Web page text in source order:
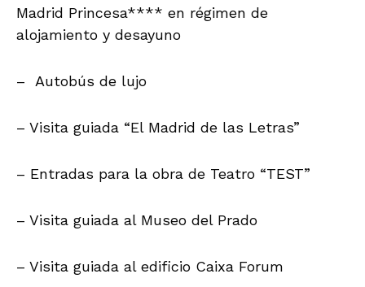
Madrid Princesa**** en régimen de
alojamiento y desayuno
– Autobús de lujo
– Visita guiada “El Madrid de las Letras”
– Entradas para la obra de Teatro “TEST”
– Visita guiada al Museo del Prado
– Visita guiada al edificio Caixa Forum